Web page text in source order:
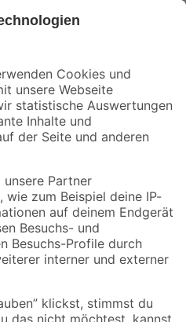
und Aktionen mehr verpassen!
Versandarten